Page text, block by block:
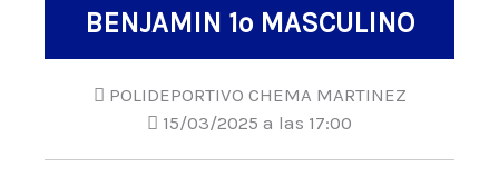
BENJAMIN 1º MASCULINO
POLIDEPORTIVO CHEMA MARTINEZ
15/03/2025 a las 17:00